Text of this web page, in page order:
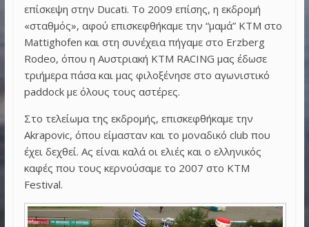
επίσκεψη στην Ducati. To 2009 επίσης, η εκδρομή
«σταθμός», αφού επισκεφθήκαμε την “μαμά” ΚΤΜ στο
Mattighofen και στη συνέχεια πήγαμε στο Erzberg
Rodeo, όπου η Αυστριακή ΚΤΜ RACING μας έδωσε
τριήμερα πάσα και μας φιλοξένησε στο αγωνιστικό
paddock με όλους τους αστέρες.
Στο τελείωμα της εκδρομής, επισκεφθήκαμε την
Akrapovic, όπου είμασταν και το μοναδικό club που
έχει δεχθεί. Ας είναι καλά οι ελιές και ο ελληνικός
καφές που τους κερνούσαμε το 2007 στο KTM
Festival.